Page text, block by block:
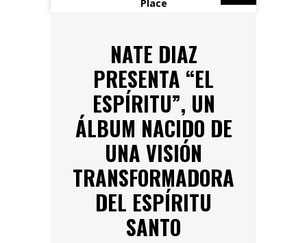
NATE DIAZ
PRESENTA “EL
ESPÍRITU”, UN
ÁLBUM NACIDO DE
UNA VISIÓN
TRANSFORMADORA
DEL ESPÍRITU
SANTO